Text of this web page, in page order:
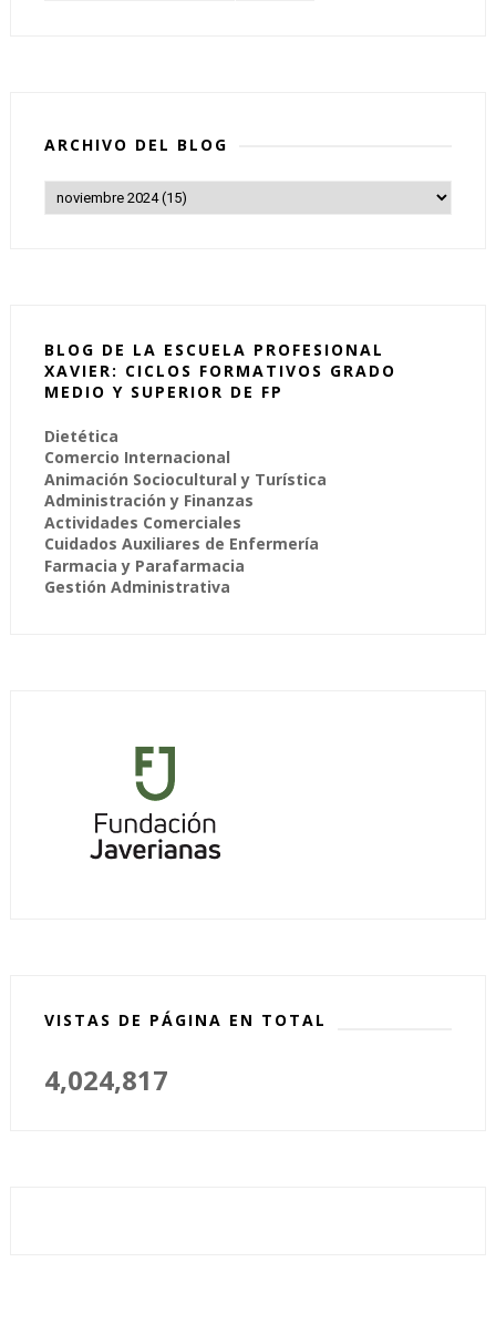
ARCHIVO DEL BLOG
BLOG DE LA ESCUELA PROFESIONAL
XAVIER: CICLOS FORMATIVOS GRADO
MEDIO Y SUPERIOR DE FP
Dietética
Comercio Internacional
Animación Sociocultural y Turística
Administración y Finanzas
Actividades Comerciales
Cuidados Auxiliares de Enfermería
Farmacia y Parafarmacia
Gestión Administrativa
VISTAS DE PÁGINA EN TOTAL
4,024,817